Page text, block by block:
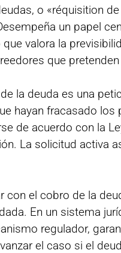
o «réquisition
un papel
valora la
que
la deuda es una
hayan fracasado
de acuerdo con la
La solicitud activa
con el cobro de la
En un sistema
regulador,
el caso si el